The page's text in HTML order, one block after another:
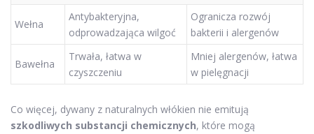
Wełna
Antybakteryjna,
odprowadzająca wilgoć
Ogranicza rozwój
bakterii i alergenów
Bawełna
Trwała, łatwa w
czyszczeniu
Mniej alergenów, łatwa
w pielęgnacji
Co więcej, dywany z naturalnych włókien nie emitują
szkodliwych substancji chemicznych, które mogą